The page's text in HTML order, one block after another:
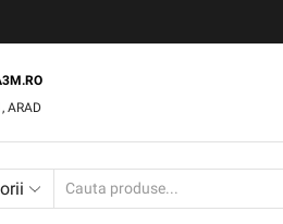
ARAD